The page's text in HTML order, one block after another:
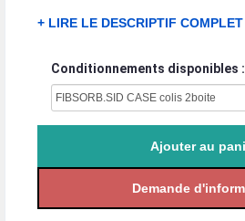
+ LIRE LE DESCRIPTIF COMPLET
Conditionnements disponibles :